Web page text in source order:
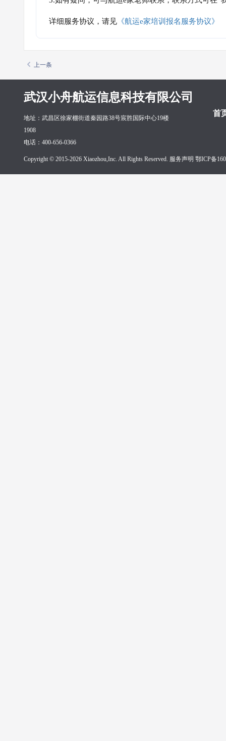
详细服务协议，请见 《航运e家培训报名服务协议》
上一条
武汉小舟航运信息科技有限公司
首
地址：武昌区徐家棚街道秦园路38号宸胜国际中心19楼
1908
电话：400-656-0366
Copyright © 2015-2026 Xiaozhou,Inc. All Rights Reserved. 服务声明 鄂ICP备